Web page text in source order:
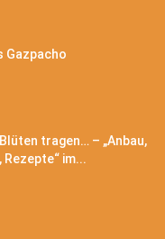
Gazpacho
tragen… – „Anbau,
im...